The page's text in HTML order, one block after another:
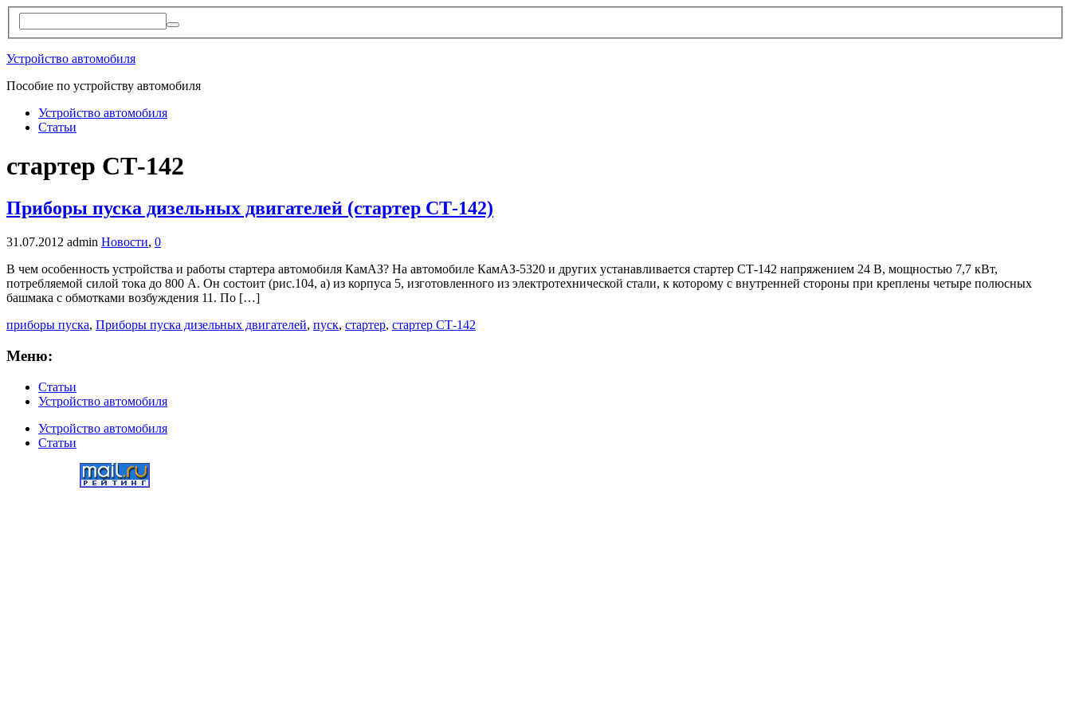
Устройство автомобиля
Пособие по устройству автомобиля
Устройство автомобиля
Статьи
стартер СТ-142
Приборы пуска дизельных двигателей (стартер СТ-142)
31.07.2012 admin Новости, 0
В чем особенность устройства и работы стартера автомобиля КамАЗ? На автомобиле КамАЗ-5320 и других устанавливается стартер СТ-142 напряжением 24 В, мощностью 7,7 кВт,
потребляемой силой тока до 800 А. Он состоит (рис.104, а) из корпуса 5, изготовленного из электротехнической стали, к которому с внутренней стороны при креплены четыре полюсных
башмака с обмотками возбуждения 11. По […]
приборы пуска, Приборы пуска дизельных двигателей, пуск, стартер, стартер СТ-142
Меню:
Статьи
Устройство автомобиля
Устройство автомобиля
Статьи